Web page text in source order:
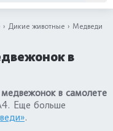
Дикие животные
Медведи
в
в самолете
Еще больше
.